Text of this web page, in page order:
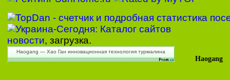
новости, загрузка.
Haogang — Хао Ган инновационная технология турмалина
Haogang